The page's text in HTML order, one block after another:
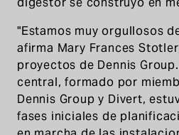
"Estamos muy orgullosos
afirma Mary Frances
proyectos de Dennis
central, formado por
Dennis Group y Divert,
fases iniciales de